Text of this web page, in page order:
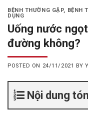
BỆNH THƯỜNG GẶP, BỆNH
DỤNG
Uống nước
đường không?
POSTED ON 24/11/2021 BY
Nội dung